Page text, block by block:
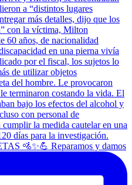
🚵✨💪 Reparamos y damos